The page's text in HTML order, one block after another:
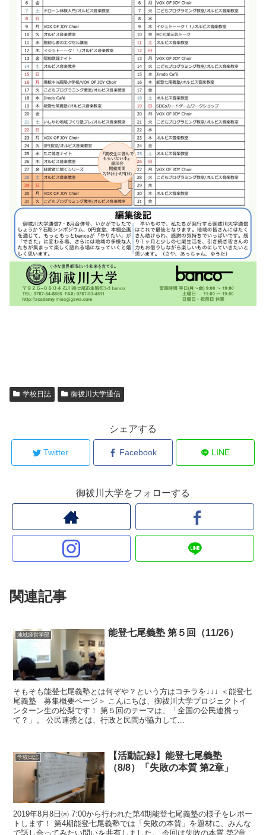
学校日誌 御祓川大学通信
シェアする
Twitter Facebook LINE
御祓川大学をフォローする
関連記事
地域経営学部 能登七尾義塾 第５回（11/26）
そもそも能登七尾義塾とは何ぞや？という方はコチラを↓↓↓ ＜能登七
尾義塾 募集概要ページ＞ こんにちは、御祓川大学プロジェクトイ
ンターン生の松梨です！ 第５回のテーマは、「全国の公民連携っ
て？」。 公民連携とは、行政と民間が協力して...
学校日誌
【活動記録】能登七尾義塾
（8/8）「失敗の本質 第2章」
2019年8月8日㈭ 7:00から行われた第4期能登七尾義塾の様子をレポー
トします！ 第4期能登七尾義塾では「失敗の本質」を題材に、みんな
で話し合ってみたい問いを共有しました。 今回は失敗の本質 第2章